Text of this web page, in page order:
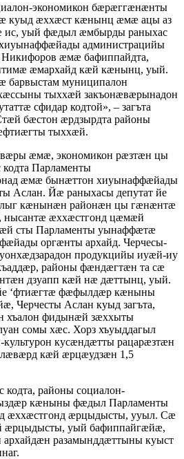
экономикон бæрæггæнæнты
куыд æххæст кæнынц æмæ ацы аз
ис, уый фæдыл æмбырды раныхас
администрацийы
æмæ бафиппайдта,
æмархайд кæй кæнынц, уый.
барвыстам муниципалон
тыххæй закъонæвæрынадон
сфидар кодтой», – загъта
бæстон æрдзырдта районы
тыххæй.
æмæ, экономикон рæзтæн цы
Парламенты
æмæ бынæттон хиуынаффæйады
Аслан. Йæ раныхасы депутат йе
лыг кæнынæн районæн цы гæнæнтæ
нысантæ æххæстгонд цæмæй
сты Парламенты уынаффæтæ
оргæнты архайд. Черчесы-
продукцийы иуæй-иу
районы фæндæгтæн та сæ
дзуапп кæй нæ дæттынц, уый.
‘фтиæгтæ фæфылдæр кæныны
Черчесты Аслан куыд загъта,
хъалон фидынæй зæххыты
сомы хæс. Хорз хъуыддагыл
кусæндæтты рацарæзтæн
кæй æрцæудзæн 1,5
кодта, районы социалон-
кæныны фæдыл Парламенты
æххæстгонд æрцыдысты, ууыл. Сæ
æрцыдысты, уый бафиппайгæйæ,
архайдæн разамынддæттыны куыст